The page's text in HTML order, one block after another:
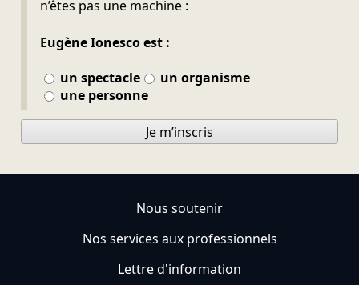
n’êtes pas une machine :
Eugène Ionesco est :
un spectacle
un organisme
une personne
Je m’inscris
Nous soutenir
Nos services aux professionnels
Lettre d'information